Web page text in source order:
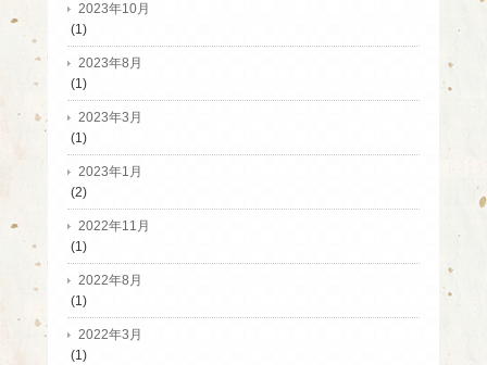
2023年10月
(1)
2023年8月
(1)
2023年3月
(1)
2023年1月
(2)
2022年11月
(1)
2022年8月
(1)
2022年3月
(1)